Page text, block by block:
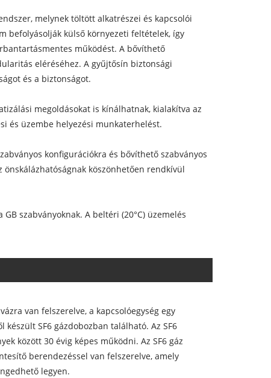
melynek töltött alkatrészei és kapcsolói
befolyásolják külső környezeti feltételek, így
működést. A bővíthető
eléréséhez. A gyűjtősín biztonsági
és a biztonságot.
megoldásokat is kínálhatnak, kialakítva az
és üzembe helyezési munkaterhelést.
konfigurációkra és bővíthető szabványos
köszönhetően rendkívül
szabványoknak. A beltéri (20°C) üzemelés
van felszerelve, a kapcsolóegység egy
SF6 gázdobozban található. Az SF6
között 30 évig képes működni. Az SF6 gáz
berendezéssel van felszerelve, amely
legyen.